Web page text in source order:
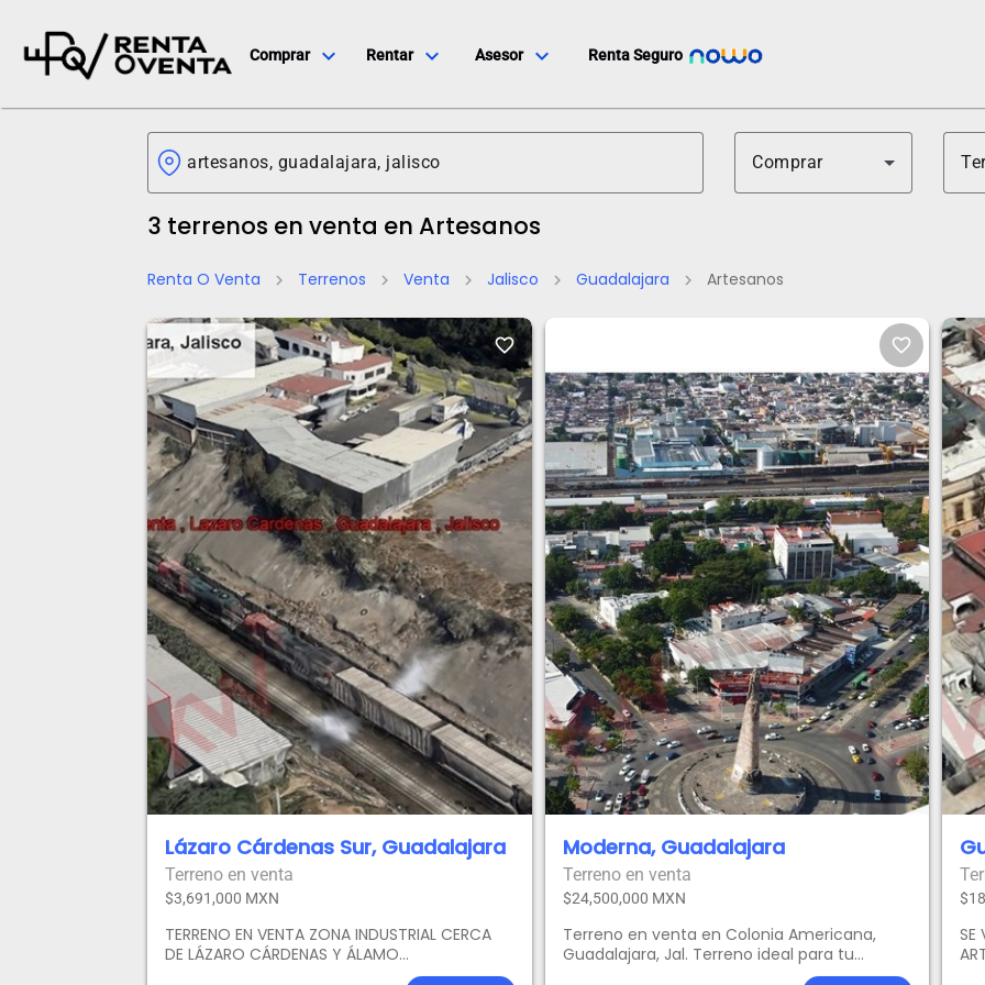
Comprar expand_more Rentar expand_more Asesor expand_more Renta Seguro
Comprar
3 terrenos en venta en Artesanos
Renta O Venta chevron_right Terrenos chevron_right Venta chevron_right Jalisco chevron_right Guadalajara chevron_right Artesanos
favorite_border
Lázaro Cárdenas Sur, Guadalajara
Terreno en venta
$3,691,000 MXN
TERRENO EN VENTA ZONA INDUSTRIAL CERCA
DE LÁZARO CÁRDENAS Y ÁLAMO
INDUSTRIALINVERSIÓN INTELIGENTE EN EL
favorite_border
Moderna, Guadalajara
Terreno en venta
$24,500,000 MXN
Terreno en venta en Colonia Americana,
Guadalajara, Jal. Terreno ideal para tu
próximo proyecto, con uso de suelo para
SE